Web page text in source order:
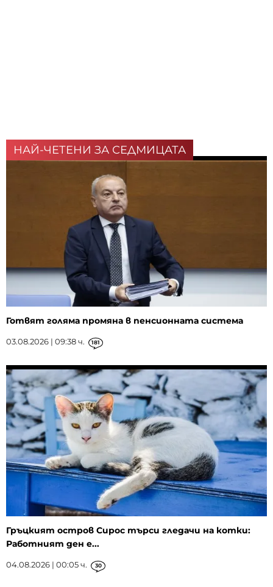
НАЙ-ЧЕТЕНИ ЗА СЕДМИЦАТА
Готвят голяма промяна в пенсионната система
03.08.2026 | 09:38 ч. 181
Гръцкият остров Сирос търси гледачи на котки:
Работният ден е...
04.08.2026 | 00:05 ч. 30